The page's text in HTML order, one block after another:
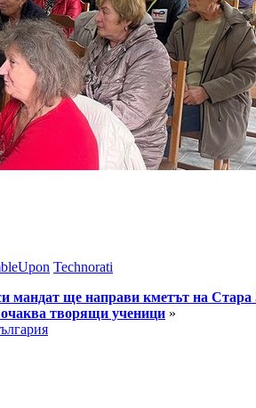
Technorati
мандат ще направи кметът на
очаква творящи ученици »